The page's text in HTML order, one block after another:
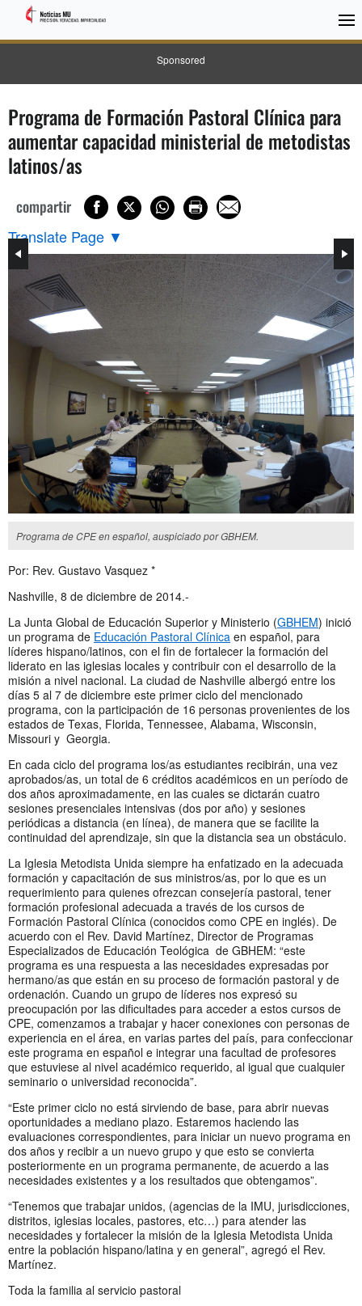
Sponsored
Programa de Formación Pastoral Clínica para
aumentar capacidad ministerial de metodistas
latinos/as
compartir
Translate Page ▼
Programa de CPE en español, auspiciado por GBHEM.
Por: Rev. Gustavo Vasquez *
Nashville, 8 de diciembre de 2014.-
La Junta Global de Educación Superior y Ministerio (GBHEM) inició
un programa de Educación Pastoral Clínica en español, para
líderes hispano/latinos, con el fin de fortalecer la formación del
liderato en las iglesias locales y contribuir con el desarrollo de la
misión a nivel nacional. La ciudad de Nashville albergó entre los
días 5 al 7 de diciembre este primer ciclo del mencionado
programa, con la participación de 16 personas provenientes de los
estados de Texas, Florida, Tennessee, Alabama, Wisconsin,
Missouri y Georgia.
En cada ciclo del programa los/as estudiantes recibirán, una vez
aprobados/as, un total de 6 créditos académicos en un período de
dos años aproximadamente, en las cuales se dictarán cuatro
sesiones presenciales intensivas (dos por año) y sesiones
periódicas a distancia (en línea), de manera que se facilite la
continuidad del aprendizaje, sin que la distancia sea un obstáculo.
La Iglesia Metodista Unida siempre ha enfatizado en la adecuada
formación y capacitación de sus ministros/as, por lo que es un
requerimiento para quienes ofrezcan consejería pastoral, tener
formación profesional adecuada a través de los cursos de
Formación Pastoral Clínica (conocidos como CPE en inglés). De
acuerdo con el Rev. David Martínez, Director de Programas
Especializados de Educación Teológica de GBHEM: “este
programa es una respuesta a las necesidades expresadas por
hermano/as que están en su proceso de formación pastoral y de
ordenación. Cuando un grupo de líderes nos expresó su
preocupación por las dificultades para acceder a estos cursos de
CPE, comenzamos a trabajar y hacer conexiones con personas de
experiencia en el área, en varias partes del país, para confeccionar
este programa en español e integrar una facultad de profesores
que estuviese al nivel académico requerido, al igual que cualquier
seminario o universidad reconocida”.
“Este primer ciclo no está sirviendo de base, para abrir nuevas
oportunidades a mediano plazo. Estaremos haciendo las
evaluaciones correspondientes, para iniciar un nuevo programa en
dos años y recibir a un nuevo grupo y que esto se convierta
posteriormente en un programa permanente, de acuerdo a las
necesidades existentes y a los resultados que obtengamos”.
“Tenemos que trabajar unidos, (agencias de la IMU, jurisdicciones,
distritos, iglesias locales, pastores, etc…) para atender las
necesidades y fortalecer la misión de la Iglesia Metodista Unida
entre la población hispano/latina y en general”, agregó el Rev.
Martínez.
Toda la familia al servicio pastoral